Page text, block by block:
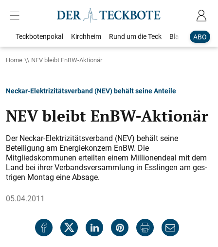
ABO
Teckbotenpokal Kirchheim Rund um die Teck Blaulicht
Home NEV bleibt EnBW-Aktionär
Neckar-Elektrizitätsverband (NEV) behält seine Anteile
NEV bleibt EnBW-Aktionär
Der Neckar-Elektrizitätsverband (NEV) behält seine
Beteiligung am Energiekonzern EnBW. Die
Mitgliedskommunen erteilten einem Millionendeal mit dem
Land bei ihrer Verbandsversammlung in Esslingen am ges­
trigen Montag eine Absage.
05.04.2011